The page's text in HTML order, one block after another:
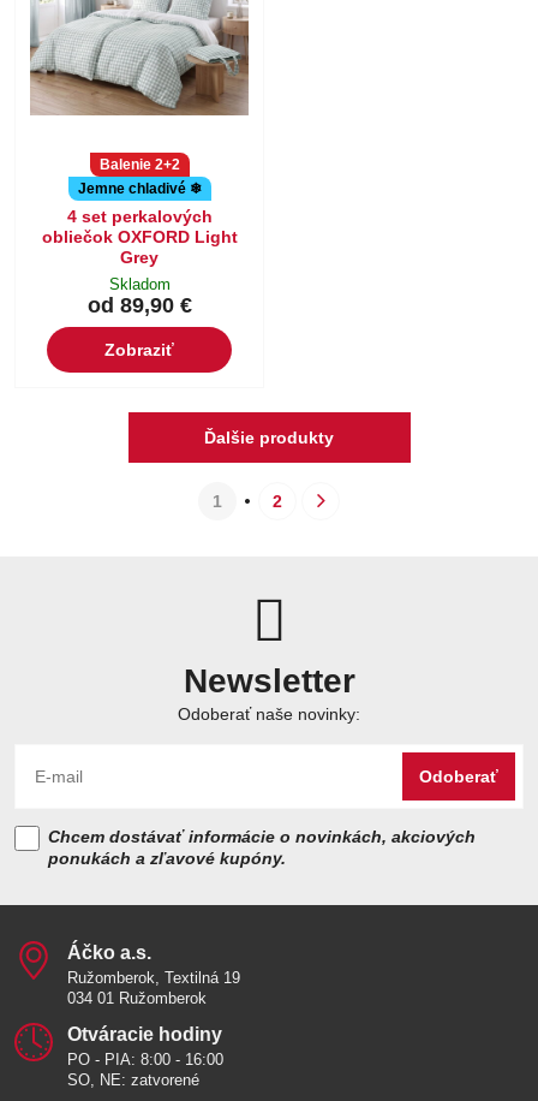
Balenie 2+2
Jemne chladivé ❄
4 set perkalových
obliečok OXFORD Light
Grey
Skladom
od 89,90 €
Zobraziť
Ďalšie produkty
1 2
Newsletter
Odoberať naše novinky:
Odoberať
Chcem dostávať informácie o novinkách, akciových
ponukách a zľavové kupóny.
Áčko a​.s​.
Ružomberok, Textilná 19
034 01 Ružomberok
Otváracie hodiny
PO - PIA: 8:00 - 16:00
SO, NE: zatvorené